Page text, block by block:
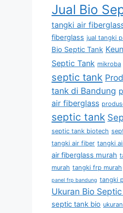
Jual Bio
tangki air
fiberglass jual tangki
Bio Septic Tank
Septic Tank mikroba
septic tank
tank di Bandung
air fiberglass
septic tank
septic tank biotech
tangki air fiber tangki
air fiberglass murah
murah tangki frp murah
panel frp bandung tangki
Ukuran Bio
septic tank bio